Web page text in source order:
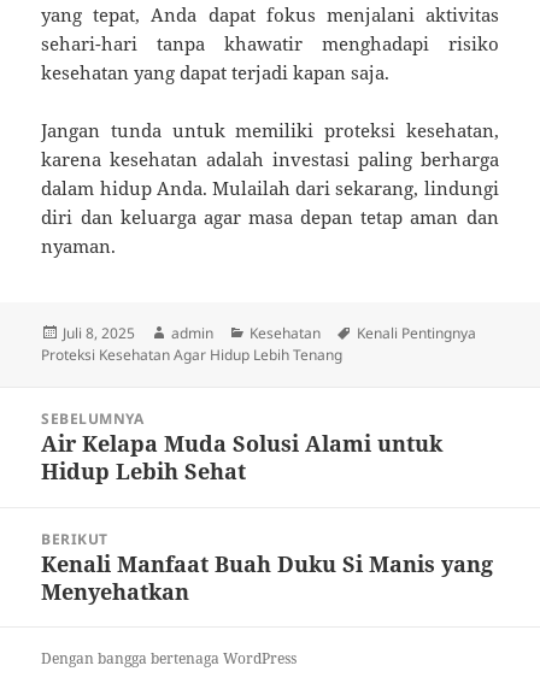
yang tepat, Anda dapat fokus menjalani aktivitas
sehari-hari tanpa khawatir menghadapi risiko
kesehatan yang dapat terjadi kapan saja.
Jangan tunda untuk memiliki proteksi kesehatan,
karena kesehatan adalah investasi paling berharga
dalam hidup Anda. Mulailah dari sekarang, lindungi
diri dan keluarga agar masa depan tetap aman dan
nyaman.
Diposkan
pada
Juli 8, 2025 Penulis
admin Kategori
Kesehatan Tag
Kenali Pentingnya
Proteksi Kesehatan Agar Hidup Lebih Tenang
SEBELUMNYA
Pos
sebelumnya:
Air Kelapa Muda Solusi Alami untuk
Hidup Lebih Sehat
BERIKUT
Pos
berikutnya:
Kenali Manfaat Buah Duku Si Manis yang
Menyehatkan
Dengan bangga bertenaga WordPress